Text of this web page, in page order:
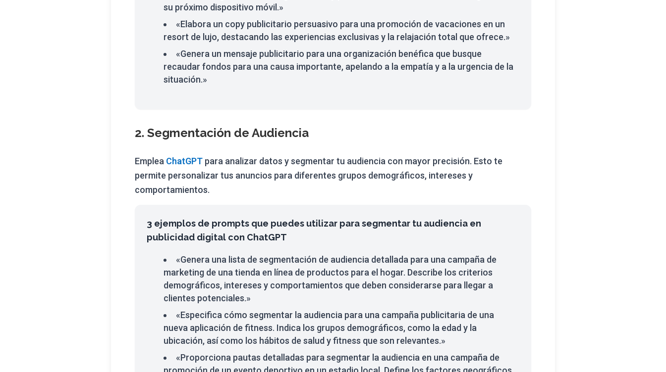
su próximo dispositivo móvil.»
«Elabora un copy publicitario persuasivo para una promoción de vacaciones en un
resort de lujo, destacando las experiencias exclusivas y la relajación total que ofrece.»
«Genera un mensaje publicitario para una organización benéfica que busque
recaudar fondos para una causa importante, apelando a la empatía y a la urgencia de la
situación.»
2. Segmentación de Audiencia
Emplea ChatGPT para analizar datos y segmentar tu audiencia con mayor precisión. Esto te
permite personalizar tus anuncios para diferentes grupos demográficos, intereses y
comportamientos.
3 ejemplos de prompts que puedes utilizar para segmentar tu audiencia en
publicidad digital con ChatGPT
«Genera una lista de segmentación de audiencia detallada para una campaña de
marketing de una tienda en línea de productos para el hogar. Describe los criterios
demográficos, intereses y comportamientos que deben considerarse para llegar a
clientes potenciales.»
«Especifica cómo segmentar la audiencia para una campaña publicitaria de una
nueva aplicación de fitness. Indica los grupos demográficos, como la edad y la
ubicación, así como los hábitos de salud y fitness que son relevantes.»
«Proporciona pautas detalladas para segmentar la audiencia en una campaña de